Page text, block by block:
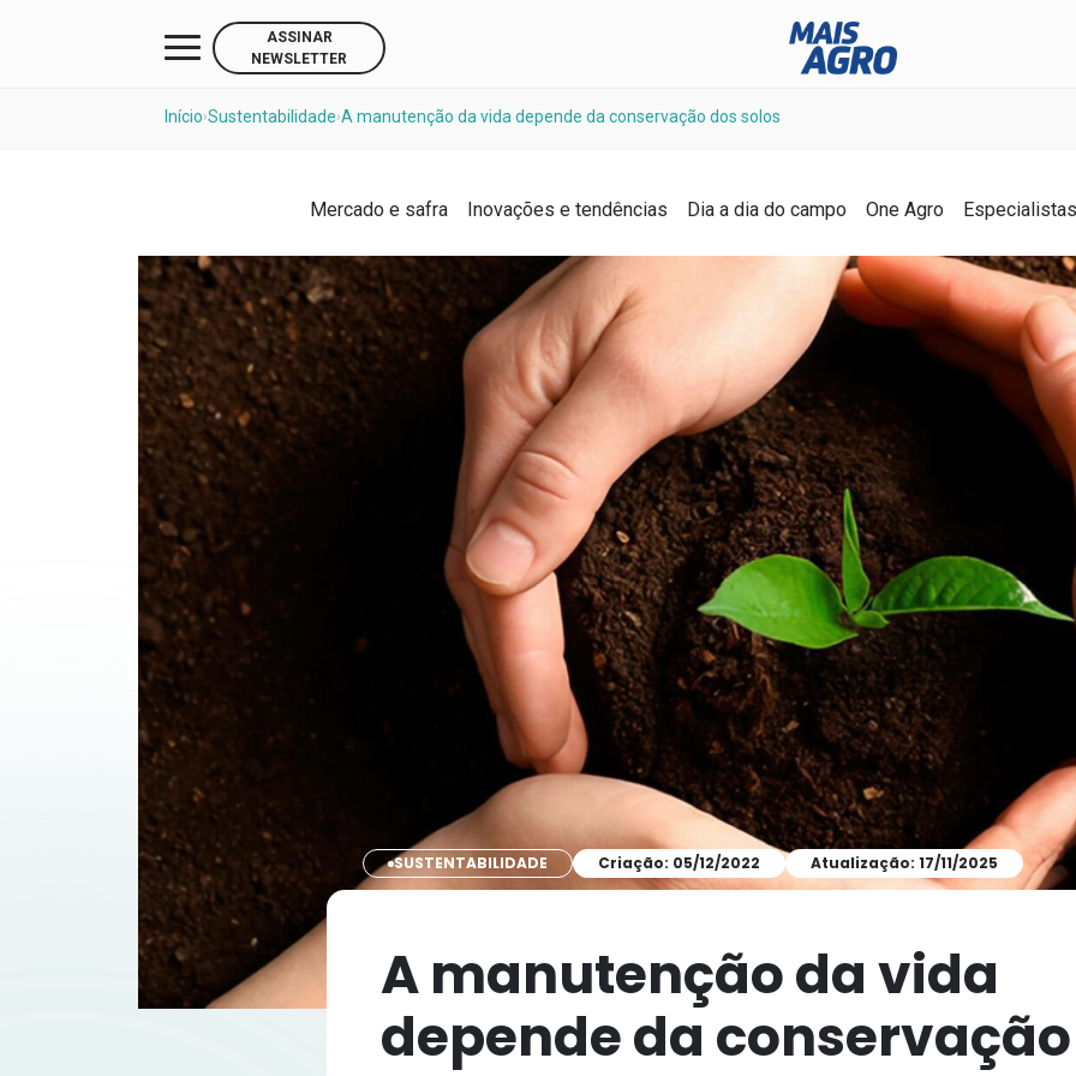
ASSINAR
NEWSLETTER
Início›Sustentabilidade›A manutenção da vida depende da conservação dos solos
Mercado e safra Inovações e tendências Dia a dia do campo One Agro Especialistas
SUSTENTABILIDADE Criação: 05/12/2022 Atualização: 17/11/2025
A manutenção da vida
depende da